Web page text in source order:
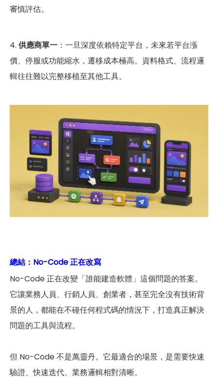
審慎評估。
4. 供應商單一 ：一旦深度依賴特定平台，未來若平台漲
價、停服或功能縮水，遷移成本極高。資料格式、流程邏
輯往往難以完整移植至其他工具。
總結：No-Code 正在改寫
No-Code 正在改變「誰能建造軟體」這個問題的答案。
它讓業務人員、行銷人員、創業者，甚至完全沒有技術背
景的人，都能在不碰任何程式碼的情況下，打造真正解決
問題的工具與流程。
但 No-Code 不是萬靈丹。它最適合的場景，是需要快速
驗證、快速迭代、業務邏輯相對清晰。